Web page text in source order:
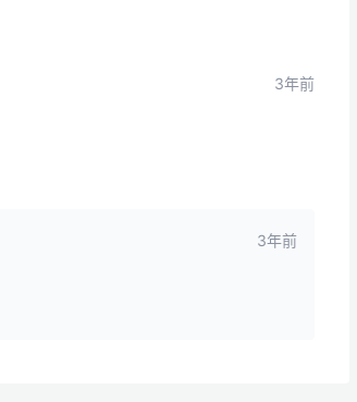
3年前
3年前